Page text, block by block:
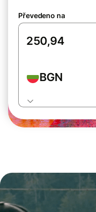
Převedeno na
BGN